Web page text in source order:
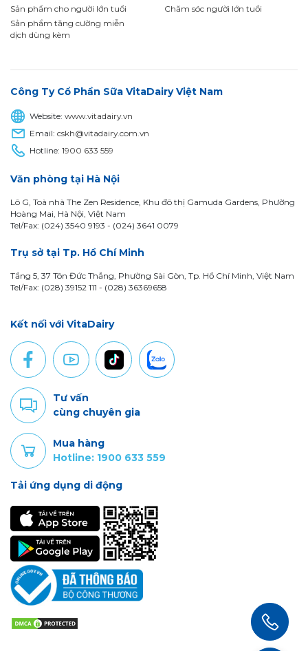
Sản phẩm cho người lớn tuổi
Sản phẩm tăng cường miễn
dịch dùng kèm
Chăm sóc người lớn tuổi
Công Ty Cổ Phần Sữa VitaDairy Việt Nam
Website:www.vitadairy.vn
Email:cskh@vitadairy.com.vn
Hotline:1900 633 559
Văn phòng tại Hà Nội
Lô G, Toà nhà The Zen Residence, Khu đô thị Gamuda Gardens, Phường
Hoàng Mai, Hà Nội, Việt Nam
Tel/Fax: (024) 3540 9193 - (024) 3641 0079
Trụ sở tại Tp. Hồ Chí Minh
Tầng 5, 37 Tôn Đức Thắng, Phường Sài Gòn, Tp. Hồ Chí Minh, Việt Nam
Tel/Fax: (028) 39152 111 - (028) 36369658
Kết nối với VitaDairy
Tư vấn
cùng chuyên gia
Mua hàng
Hotline: 1900 633 559
Tải ứng dụng di động